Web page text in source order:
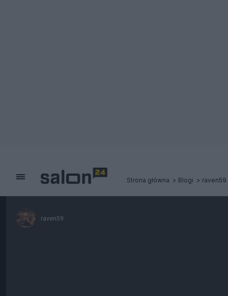
Strona główna Blogi raven59
raven59